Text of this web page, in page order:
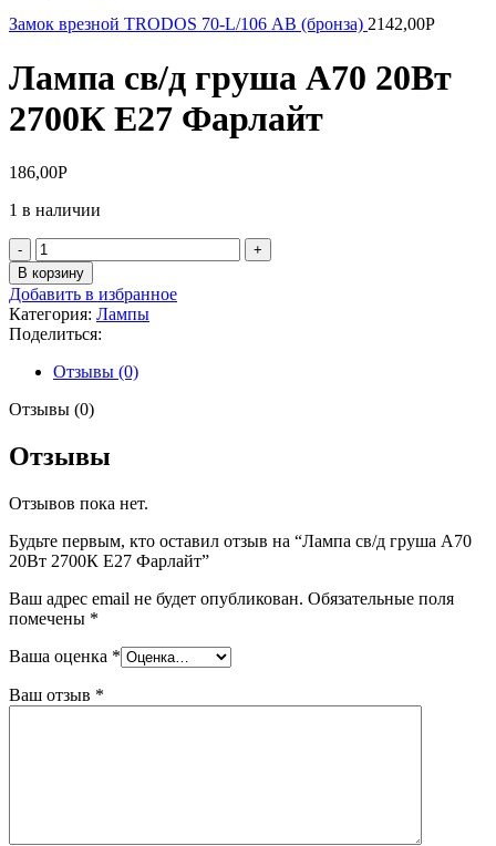
Замок врезной TRODOS 70-L/106 АВ (бронза) 2142,00Р
Лампа св/д груша А70 20Вт
2700К Е27 Фарлайт
186,00Р
1 в наличии
Количество
товара
Лампа
св/
д
груша
А70
20Вт
2700К
В корзину
Добавить в избранное
Категория: Лампы
Поделиться:
Отзывы (0)
Отзывы (0)
Отзывы
Отзывов пока нет.
Будьте первым, кто оставил отзыв на “Лампа св/д груша А70
20Вт 2700К Е27 Фарлайт”
Ваш адрес email не будет опубликован. Обязательные поля
помечены *
Ваша оценка *
Ваш отзыв *